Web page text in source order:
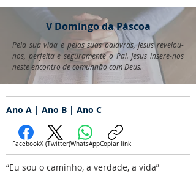
V Domingo da Páscoa
Pela sua vida e pelas suas palavras, Jesus revelou-
nos, perfeita e seguramente o Pai. Jesus insere-nos
neste encontro de comunhão com Deus.
Ano A | Ano B | Ano C
FacebookX (Twitter)WhatsAppCopiar link
“Eu sou o caminho, a verdade, a vida”